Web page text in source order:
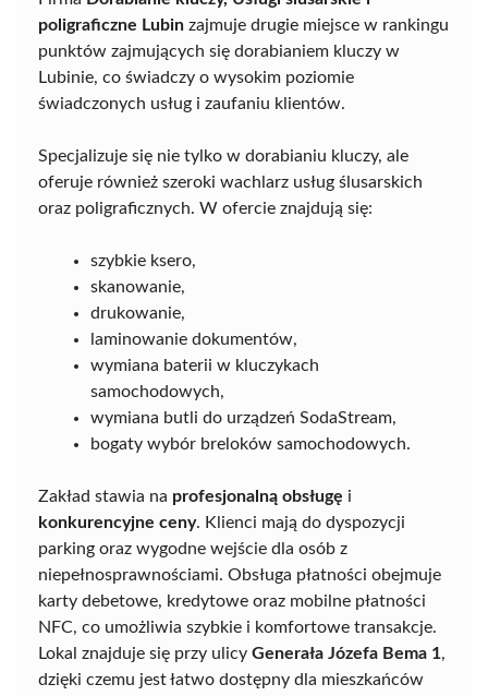
poligraficzne Lubin zajmuje drugie miejsce w rankingu
punktów zajmujących się dorabianiem kluczy w
Lubinie, co świadczy o wysokim poziomie
świadczonych usług i zaufaniu klientów.
Specjalizuje się nie tylko w dorabianiu kluczy, ale
oferuje również szeroki wachlarz usług ślusarskich
oraz poligraficznych. W ofercie znajdują się:
szybkie ksero,
skanowanie,
drukowanie,
laminowanie dokumentów,
wymiana baterii w kluczykach
samochodowych,
wymiana butli do urządzeń SodaStream,
bogaty wybór breloków samochodowych.
Zakład stawia na profesjonalną obsługę i
konkurencyjne ceny. Klienci mają do dyspozycji
parking oraz wygodne wejście dla osób z
niepełnosprawnościami. Obsługa płatności obejmuje
karty debetowe, kredytowe oraz mobilne płatności
NFC, co umożliwia szybkie i komfortowe transakcje.
Lokal znajduje się przy ulicy Generała Józefa Bema 1,
dzięki czemu jest łatwo dostępny dla mieszkańców